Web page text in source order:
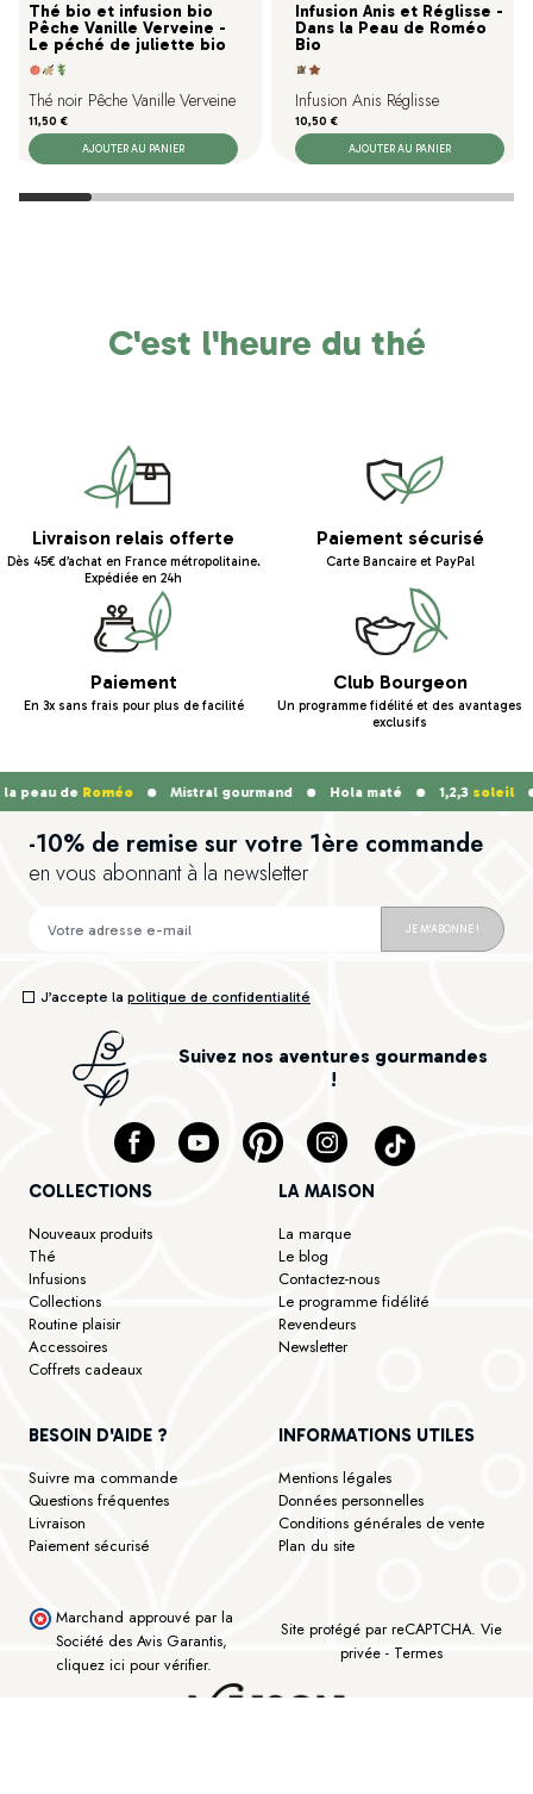
Thé bio et infusion bio
Pêche Vanille Verveine -
Le péché de juliette bio
Thé noir Pêche Vanille Verveine
Prix
11,50 €
AJOUTER AU PANIER
Infusion Anis et Réglisse -
Dans la Peau de Roméo
Bio
Infusion Anis Réglisse
Prix
10,50 €
AJOUTER AU PANIER
C'est l'heure du thé
Livraison relais offerte
Dès 45€ d’achat en France métropolitaine.
Expédiée en 24h
Paiement sécurisé
Carte Bancaire et PayPal
Paiement
En 3x sans frais pour plus de facilité
Club Bourgeon
Un programme fidélité et des avantages
exclusifs
peau deRoméo Mistral gourmand Hola maté 1,2,3soleil
-10% de remise sur votre 1ère commande
en vous abonnant à la newsletter
JE M'ABONNE !
J’accepte la politique de confidentialité
Suivez nos aventures gourmandes
!
COLLECTIONS
Nouveaux produits
Thé
Infusions
Collections
Routine plaisir
Accessoires
Coffrets cadeaux
LA MAISON
La marque
Le blog
Contactez-nous
Le programme fidélité
Revendeurs
Newsletter
BESOIN D'AIDE ?
Suivre ma commande
Questions fréquentes
Livraison
Paiement sécurisé
INFORMATIONS UTILES
Mentions légales
Données personnelles
Conditions générales de vente
Plan du site
Marchand approuvé par la
Société des Avis Garantis,
cliquez ici pour vérifier.
Site protégé par reCAPTCHA. Vie
privée - Termes